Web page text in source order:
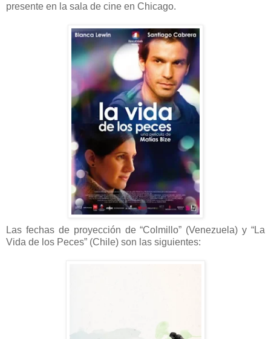
presente en la sala de cine en Chicago.
Las fechas de proyección de “Colmillo” (Venezuela) y “La
Vida de los Peces” (Chile) son las siguientes: